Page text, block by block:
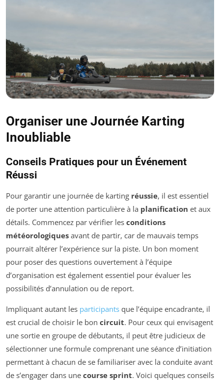
Organiser une Journée Karting
Inoubliable
Conseils Pratiques pour un Événement
Réussi
Pour garantir une journée de karting réussie, il est essentiel
de porter une attention particulière à la planification et aux
détails. Commencez par vérifier les conditions
météorologiques avant de partir, car de mauvais temps
pourrait altérer l’expérience sur la piste. Un bon moment
pour poser des questions ouvertement à l’équipe
d’organisation est également essentiel pour évaluer les
possibilités d’annulation ou de report.
Impliquant autant les participants que l’équipe encadrante, il
est crucial de choisir le bon circuit. Pour ceux qui envisagent
une sortie en groupe de débutants, il peut être judicieux de
sélectionner une formule comprenant une séance d’initiation
permettant à chacun de se familiariser avec la conduite avant
de s’engager dans une course sprint. Voici quelques conseils